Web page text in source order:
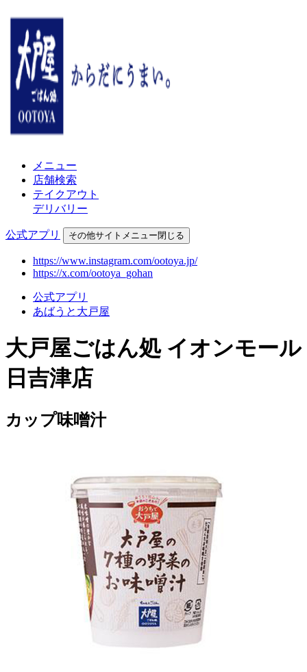
メニュー
店舗検索
テイクアウト
デリバリー
公式アプリ その他サイトメニュー閉じる
https://www.instagram.com/ootoya.jp/
https://x.com/ootoya_gohan
公式アプリ
あばうと大戸屋
大戸屋ごはん処 イオンモール
日吉津店
カップ味噌汁